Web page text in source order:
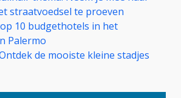
straatvoedsel te proeven
10 budgethotels in het
Palermo
de mooiste kleine stadjes